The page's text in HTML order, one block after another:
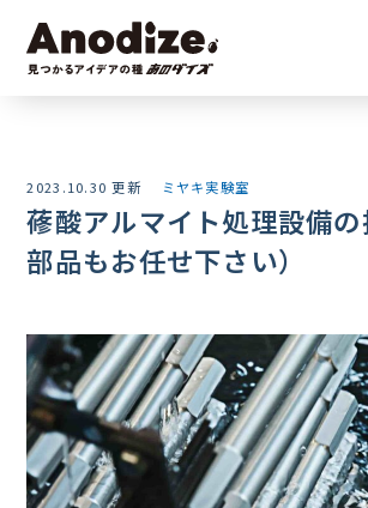
2023.10.30 更新 ミヤキ実験室
蓚酸アルマイト処理設備
部品もお任せ下さい）